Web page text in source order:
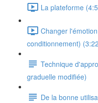
La plateforme
Changer
conditionnement)
Technique
graduelle modifiée)
De la bonne